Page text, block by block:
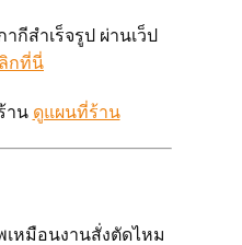
กีสำเร็จรูป ผ่านเว็ป
กที่นี่
าน ดูแผนที่ร้าน
เหมือนงานสั่งตัดไหม